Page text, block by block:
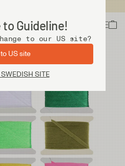
to Guideline!
to our US site?
US site
SWEDISH SITE